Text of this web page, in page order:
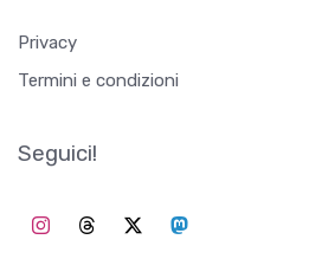
Privacy
Termini e condizioni
Seguici!